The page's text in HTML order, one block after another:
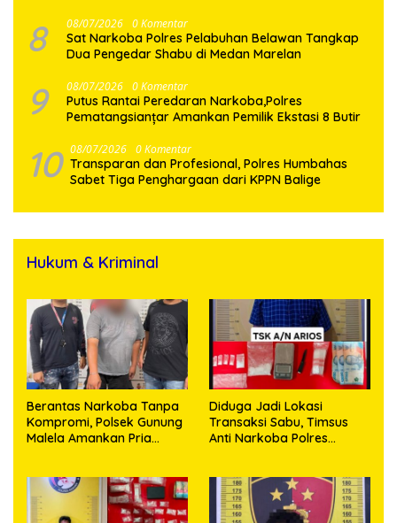
8 08/07/2026 0 Komentar
Sat Narkoba Polres Pelabuhan Belawan Tangkap
Dua Pengedar Shabu di Medan Marelan
9 08/07/2026 0 Komentar
Putus Rantai Peredaran Narkoba,Polres
Pematangsianțar Amankan Pemilik Ekstasi 8 Butir
10 08/07/2026 0 Komentar
Transparan dan Profesional, Polres Humbahas
Sabet Tiga Penghargaan dari KPPN Balige
Hukum & Kriminal
Berantas Narkoba Tanpa
Kompromi, Polsek Gunung
Malela Amankan Pria
Diduga Jadi Lokasi
Transaksi Sabu, Timsus
Anti Narkoba Polres
63,67 Gram Sabu